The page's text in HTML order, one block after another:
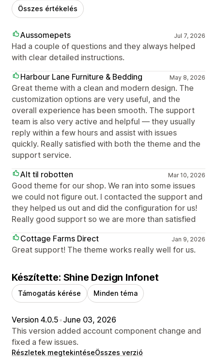
Összes értékelés
Aussomepets Jul 7, 2026
Had a couple of questions and they always helped
with clear detailed instructions.
Harbour Lane Furniture & Bedding
May 8, 2026
Great theme with a clean and modern design. The
customization options are very useful, and the
overall experience has been smooth. The support
team is also very active and helpful — they usually
reply within a few hours and assist with issues
quickly. Really satisfied with both the theme and the
support service.
Alt til robotten
Mar 10, 2026
Good theme for our shop. We ran into some issues
we could not figure out. I contacted the support and
they helped us out and did the configuration for us!
Really good support so we are more than satisfied
Cottage Farms Direct
Jan 9, 2026
Great support! The theme works really well for us.
Készítette: Shine Dezign Infonet
Támogatás kérése Minden téma
Version 4.0.5•June 03, 2026
This version added account component change and
fixed a few issues.
Részletek megtekintéseÖsszes verzió